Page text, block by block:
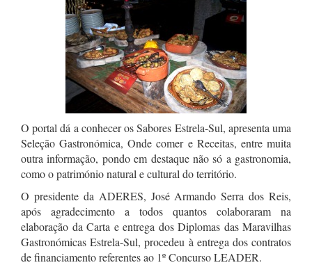
O portal dá a conhecer os Sabores Estrela-Sul, apresenta uma
Seleção Gastronómica, Onde comer e Receitas, entre muita
outra informação, pondo em destaque não só a gastronomia,
como o património natural e cultural do território.
O presidente da ADERES, José Armando Serra dos Reis,
após agradecimento a todos quantos colaboraram na
elaboração da Carta e entrega dos Diplomas das Maravilhas
Gastronómicas Estrela-Sul, procedeu à entrega dos contratos
de financiamento referentes ao 1º Concurso LEADER.